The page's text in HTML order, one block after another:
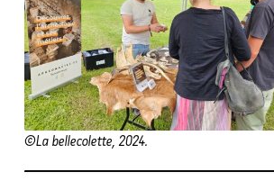
©La bellecolette, 2024.